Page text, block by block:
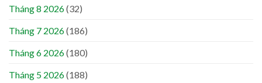
Tháng 8 2026(32)
Tháng 7 2026(186)
Tháng 6 2026(180)
Tháng 5 2026(188)